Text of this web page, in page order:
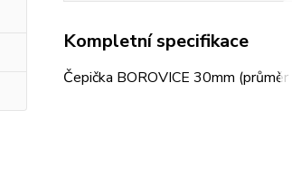
Kompletní specifikace
Čepička BOROVICE 30mm (průměr